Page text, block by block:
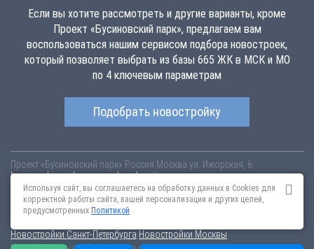
Если вы хотите рассмотреть и другие варианты, кроме
Проект «Бусиновский парк», предлагаем вам
воспользоваться нашим сервисом подбора новостроек,
который позволяет выбрать из базы 665 ЖК в МСК и МО
по 4 ключевым параметрам
Подобрать новостройку
Проект «Бусиновский парк» Россия Москва ул. Ижорская, 6
businovskiy-park.novopoisk.msk.ruКупить квартиру в новом жилом
комплексе «Бусиновский парк» от «ПАО «ПИК-специализированный
застройщик»» в Западном Дегунино. Квартиры различных планировок
от 7.13 млн рублей!
Новостройки Санкт-Петербурга Новостройки Москвы
Используя сайт, вы соглашаетесь на обработку данных в Cookies для
корректной работы сайта, вашей персонализации и других целей,
предусмотренных Политикой